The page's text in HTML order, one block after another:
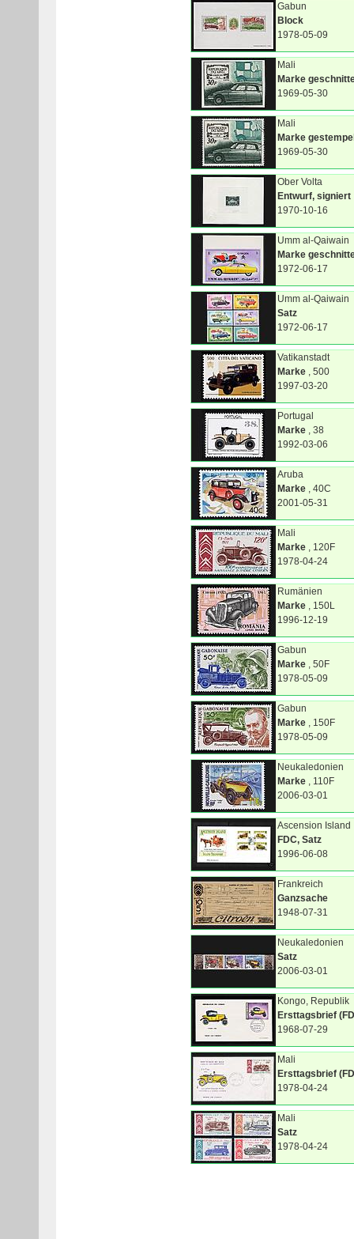
Gabun
Block
1978-05-09
Mali
Marke
1969-05-30
Mali
Marke
1969-05-30
Ober Volta
Entwurf, signiert
1970-10-16
Umm al-Qaiwain
Marke
1972-06-17
Umm al-Qaiwain
Satz
1972-06-17
Vatikanstadt
Marke , 500
1997-03-20
Portugal
Marke , 38
1992-03-06
Aruba
Marke , 40C
2001-05-31
Mali
Marke , 120F
1978-04-24
Rumänien
Marke , 150L
1996-12-19
Gabun
Marke , 50F
1978-05-09
Gabun
Marke , 150F
1978-05-09
Neukaledonien
Marke , 110F
2006-03-01
Ascension Island
FDC, Satz
1996-06-08
Frankreich
Ganzsache
1948-07-31
Neukaledonien
Satz
2006-03-01
Kongo, Republik
Ersttagsbrief
1968-07-29
Mali
Ersttagsbrief
1978-04-24
Mali
Satz
1978-04-24